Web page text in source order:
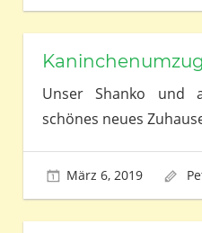
Kaninchenumzug
Unser Shanko und
schönes neues
März 6, 2019